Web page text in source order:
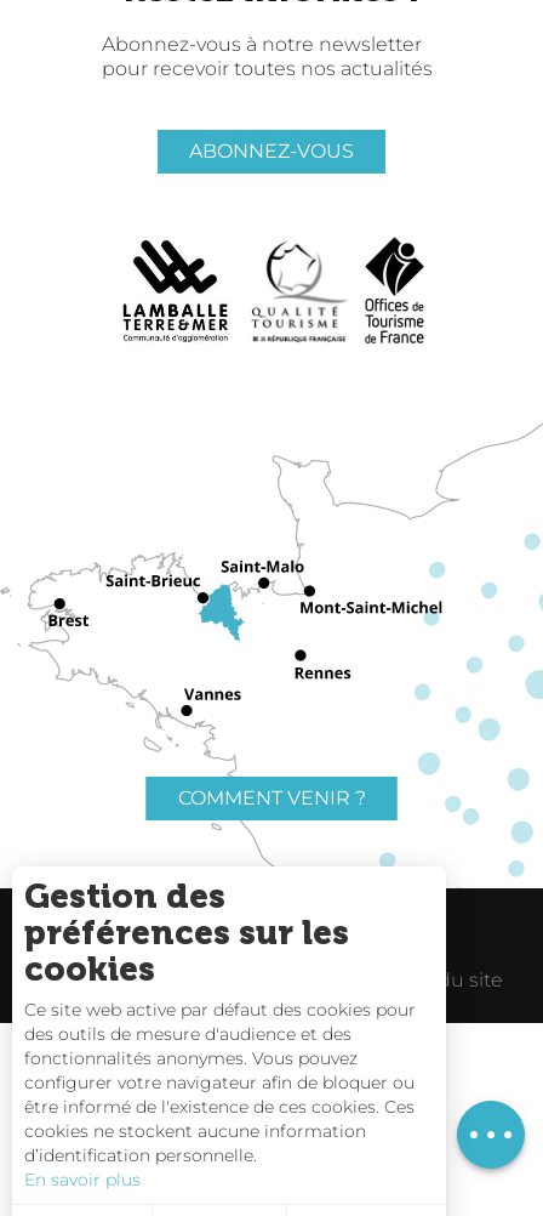
Prestations
Abonnez-vous à notre newsletter
pour recevoir toutes nos actualités
ABONNEZ-VOUS
COMMENT VENIR ?
Charte du voyageur Liens utiles
Espace Pro Plan du site
Carte interactive
Gestion des
préférences sur les
cookies
Ce site web active par défaut des cookies pour
des outils de mesure d'audience et des
fonctionnalités anonymes. Vous pouvez
configurer votre navigateur afin de bloquer ou
être informé de l'existence de ces cookies. Ces
cookies ne stockent aucune information
d’identification personnelle.
En savoir plus